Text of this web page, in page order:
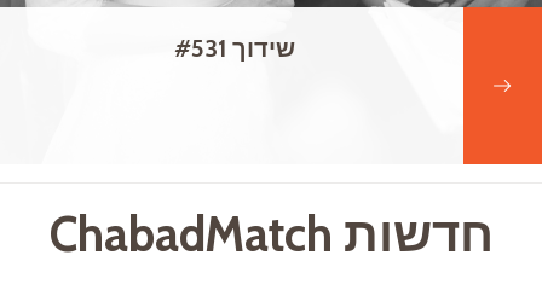
שידוך #531
חדשות ChabadMatch